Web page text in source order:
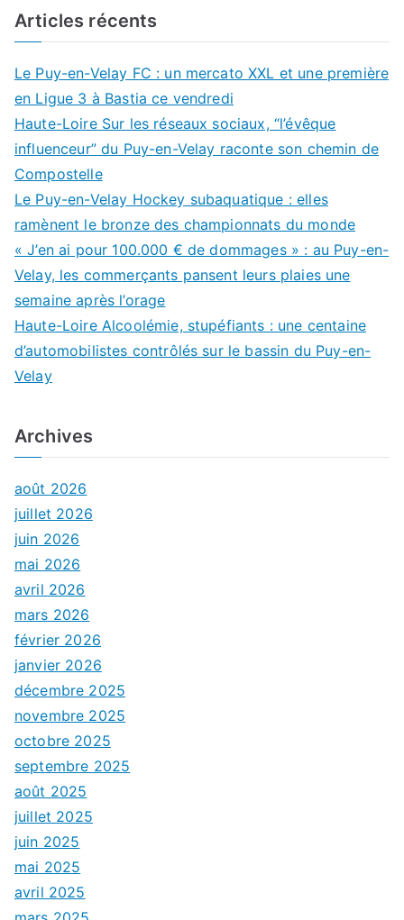
Articles récents
Le Puy-en-Velay FC : un mercato XXL et une première
en Ligue 3 à Bastia ce vendredi
Haute-Loire Sur les réseaux sociaux, “l’évêque
influenceur” du Puy-en-Velay raconte son chemin de
Compostelle
Le Puy-en-Velay Hockey subaquatique : elles
ramènent le bronze des championnats du monde
« J’en ai pour 100.000 € de dommages » : au Puy-en-
Velay, les commerçants pansent leurs plaies une
semaine après l’orage
Haute-Loire Alcoolémie, stupéfiants : une centaine
d’automobilistes contrôlés sur le bassin du Puy-en-
Velay
Archives
août 2026
juillet 2026
juin 2026
mai 2026
avril 2026
mars 2026
février 2026
janvier 2026
décembre 2025
novembre 2025
octobre 2025
septembre 2025
août 2025
juillet 2025
juin 2025
mai 2025
avril 2025